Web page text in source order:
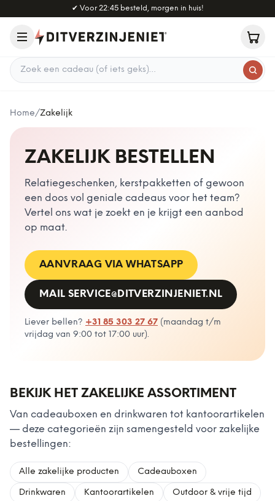
Naar hoofdinhoud
✔ Voor 22:45 besteld, morgen in huis!
Zoek een cadeau
Home/Zakelijk
ZAKELIJK BESTELLEN
Relatiegeschenken, kerstpakketten of gewoon
een doos vol geniale cadeaus voor het team?
Vertel ons wat je zoekt en je krijgt een aanbod
op maat.
AANVRAAG VIA WHATSAPP
MAIL SERVICE@DITVERZINJENIET.NL
Liever bellen? +31 85 303 27 67 ( maandag t/m
vrijdag van 9:00 tot 17:00 uur).
BEKIJK HET ZAKELIJKE ASSORTIMENT
Van cadeauboxen en drinkwaren tot kantoorartikelen
— deze categorieën zijn samengesteld voor zakelijke
bestellingen:
Alle zakelijke producten Cadeauboxen
Drinkwaren Kantoorartikelen Outdoor & vrije tijd